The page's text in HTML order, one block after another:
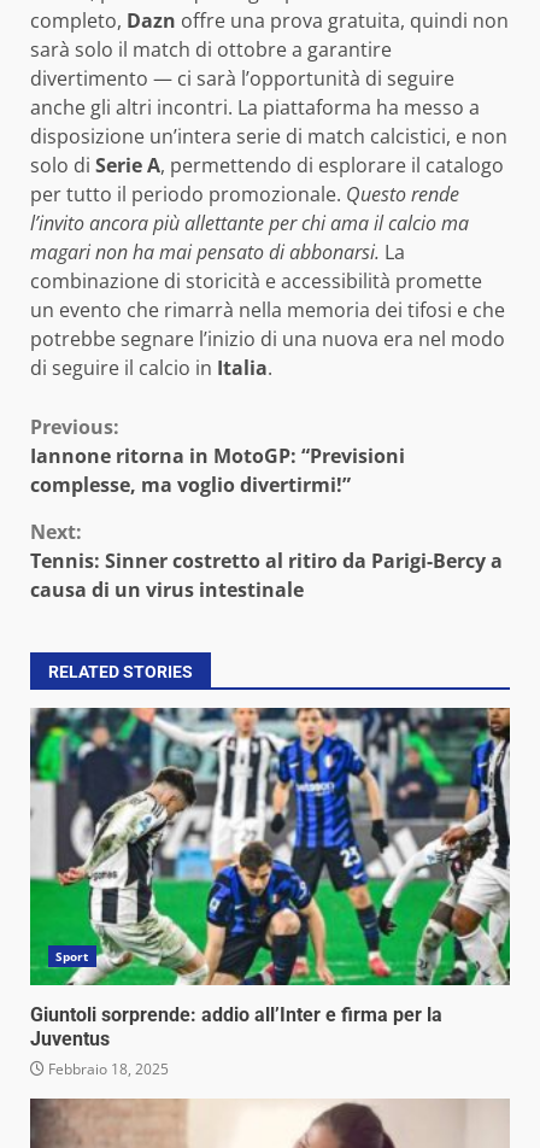
completo, Dazn offre una prova gratuita, quindi non
sarà solo il match di ottobre a garantire
divertimento — ci sarà l’opportunità di seguire
anche gli altri incontri. La piattaforma ha messo a
disposizione un’intera serie di match calcistici, e non
solo di Serie A, permettendo di esplorare il catalogo
per tutto il periodo promozionale. Questo rende
l’invito ancora più allettante per chi ama il calcio ma
magari non ha mai pensato di abbonarsi. La
combinazione di storicità e accessibilità promette
un evento che rimarrà nella memoria dei tifosi e che
potrebbe segnare l’inizio di una nuova era nel modo
di seguire il calcio in Italia.
Continue
Reading
Previous:
Iannone ritorna in MotoGP: “Previsioni
complesse, ma voglio divertirmi!”
Next:
Tennis: Sinner costretto al ritiro da Parigi-Bercy a
causa di un virus intestinale
RELATED STORIES
Sport
Giuntoli sorprende: addio all’Inter e firma per la
Juventus
Febbraio 18, 2025